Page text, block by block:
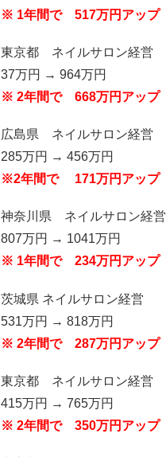
※ 1年間で 517万円アップ
東京都 ネイルサロン経営
37万円 → 964万円
※ 2年間で 668万円アップ
広島県 ネイルサロン経営
285万円 → 456万円
※2年間で 171万円アップ
神奈川県 ネイルサロン経営
807万円 → 1041万円
※ 1年間で 234万円アップ
茨城県 ネイルサロン経営
531万円 → 818万円
※ 2年間で 287万円アップ
東京都 ネイルサロン経営
415万円 → 765万円
※ 2年間で 350万円アップ